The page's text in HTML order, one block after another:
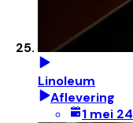
Linoleum
Aflevering
1 mei 24